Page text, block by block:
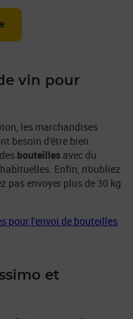
vin pour
les marchandises
besoin d'être bien
bouteilles avec du
Enfin, n'oubliez
pas envoyer plus de 30 kg
pour l'envoi de bouteilles
et